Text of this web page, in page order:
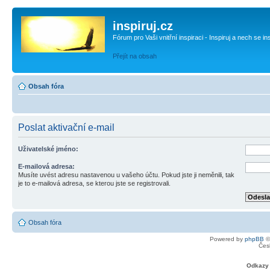
inspiruj.cz
Fórum pro Vaši vnitřní inspiraci - Inspiruj a nech se
Přejít na obsah
Obsah fóra
Poslat aktivační e-mail
Uživatelské jméno:
E-mailová adresa:
Musíte uvést adresu nastavenou u vašeho účtu. Pokud jste ji neměnili, tak
je to e-mailová adresa, se kterou jste se registrovali.
Obsah fóra
Powered by phpBB